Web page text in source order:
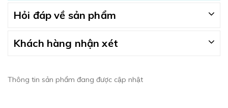
Hỏi đáp về sản phẩm
Khách hàng nhận xét
Thông tin sản phẩm đang được cập nhật